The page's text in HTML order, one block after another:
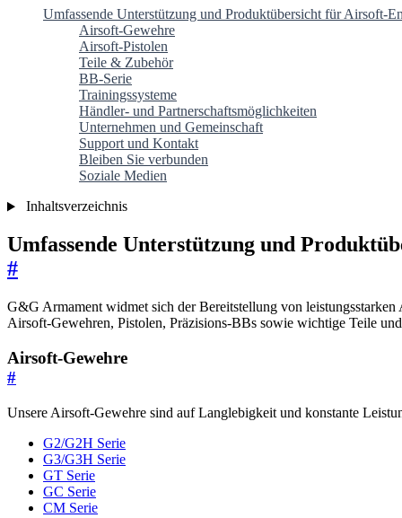
Umfassende Unterstützung und Produktübersicht für Airsoft-
Airsoft-Gewehre
Airsoft-Pistolen
Teile & Zubehör
BB-Serie
Trainingssysteme
Händler- und Partnerschaftsmöglichkeiten
Unternehmen und Gemeinschaft
Support und Kontakt
Bleiben Sie verbunden
Soziale Medien
Inhaltsverzeichnis
Umfassende Unterstützung und
#
G&G Armament widmet sich der Bereitstellung von
Airsoft-Gewehren, Pistolen, Präzisions-BBs sowie wichtige Teile
Airsoft-Gewehre
#
Unsere Airsoft-Gewehre sind auf Langlebigkeit und konstante
G2/G2H Serie
G3/G3H Serie
GT Serie
GC Serie
CM Serie